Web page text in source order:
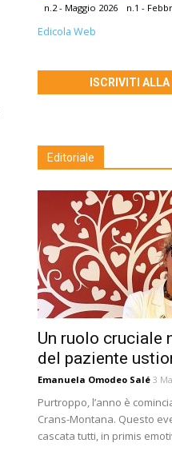
n.2 - Maggio 2026 n.1 -
Edicola Web
ISCRIVITI
Editoriale
Un ruolo cruciale
del paziente
Emanuela Omodeo Salé 3
Purtroppo, l’anno è
Crans-Montana. Questo
cascata tutti, in primis